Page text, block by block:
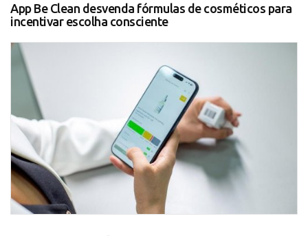
App Be Clean desvenda fórmulas de cosméticos para
incentivar escolha consciente